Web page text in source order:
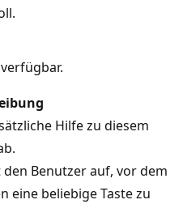
Hilfe zu diesem
Benutzer auf, vor dem
eine beliebige Taste zu